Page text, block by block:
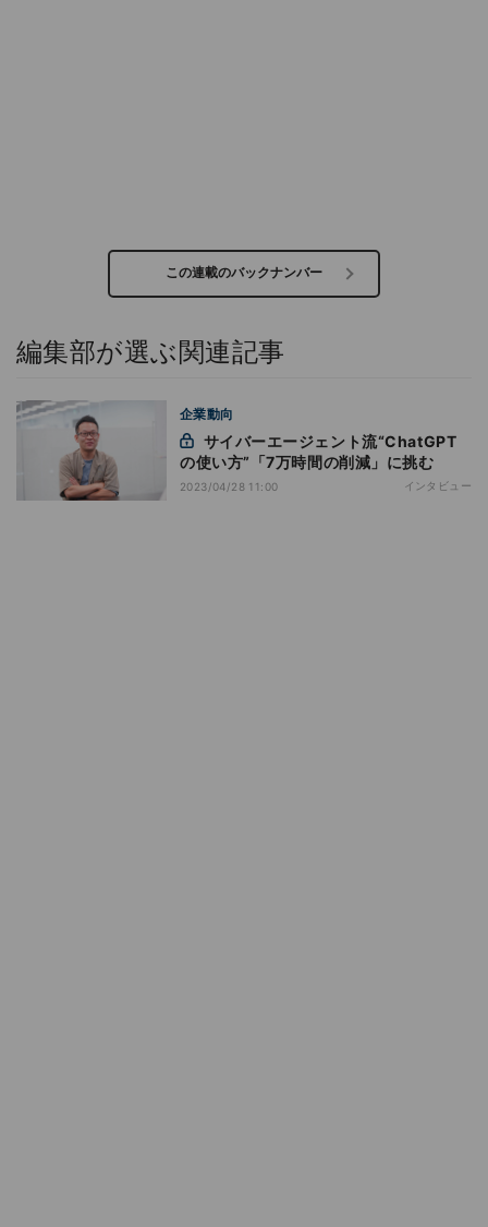
この連載のバックナンバー
編集部が選ぶ関連記事
企業動向
の使い方”「7万時間の削減」に挑む
2023/04/28 11:00 インタビュー